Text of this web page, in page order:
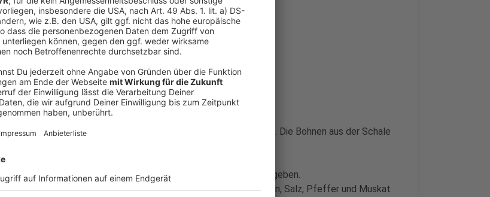
Anzeige
Und so bereitet ihr das Essen zu
Dicke Bohnen:
Die Dicken Bohnen blanchieren und in Eiswasser abschrecken. Die Bohnen aus der Schale
In etwas Butter anschwitzen die Bohnen und die Sahne dazugeben.
Die Sahne reduzieren lassen und mit klein gehacktem Thymian, Salz, Pfeffer und Muskat